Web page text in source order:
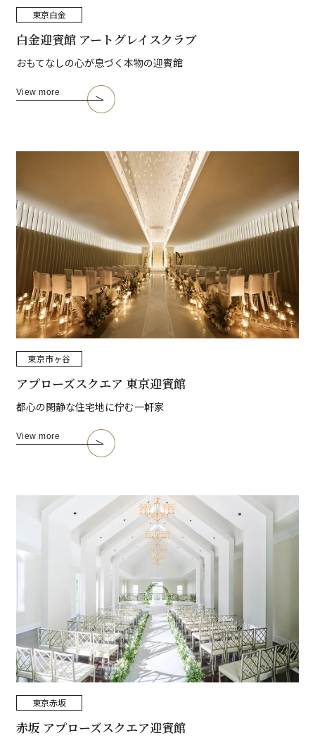
東京白金
白金迎賓館 アートグレイスクラブ
おもてなしの心が息づく本物の迎賓館
View more
東京市ヶ谷
アプローズスクエア 東京迎賓館
都心の閑静な住宅地に佇む一軒家
View more
東京赤坂
赤坂 アプローズスクエア迎賓館